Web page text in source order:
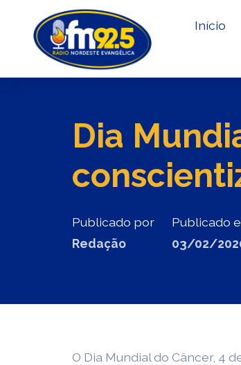
Início
Dia
Publicado por
Redação
Publicado
03/02/
O Dia Mundial do Câncer, 4